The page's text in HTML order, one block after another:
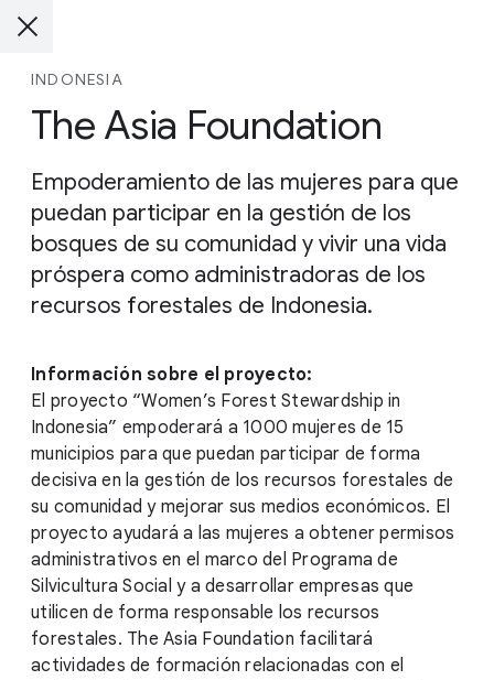
INDONESIA
The Asia Foundation
Empoderamiento de las mujeres para que
puedan participar en la gestión de los
bosques de su comunidad y vivir una vida
próspera como administradoras de los
recursos forestales de Indonesia.
Información sobre el proyecto:
El proyecto “Women’s Forest Stewardship in
Indonesia” empoderará a 1000 mujeres de 15
municipios para que puedan participar de forma
decisiva en la gestión de los recursos forestales de
su comunidad y mejorar sus medios económicos. El
proyecto ayudará a las mujeres a obtener permisos
administrativos en el marco del Programa de
Silvicultura Social y a desarrollar empresas que
utilicen de forma responsable los recursos
forestales. The Asia Foundation facilitará
actividades de formación relacionadas con el